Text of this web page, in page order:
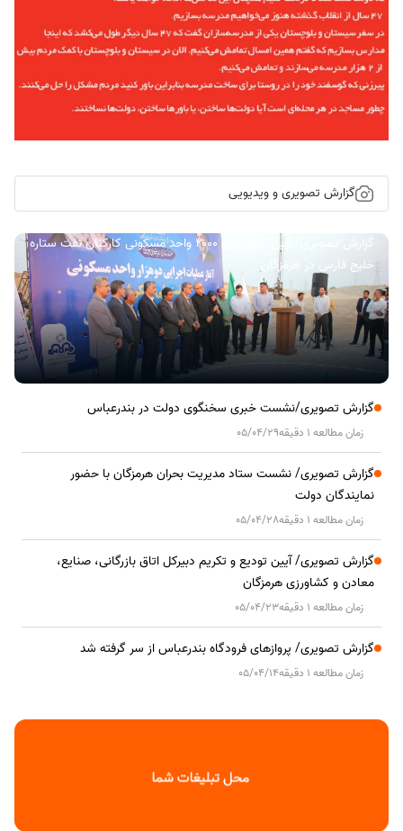
گزارش تصویری و ویدیویی
گزارش تصویری/ آیین کلنگ زنی ۲۰۰۰ واحد مسکونی کارکنان نفت ستاره
خلیج فارس در هرمزگان
گزارش تصویری/نشست خبری سخنگوی دولت در بندرعباس
زمان مطالعه 1 دقیقه 05/04/29
گزارش تصویری/ نشست ستاد مدیریت بحران هرمزگان با حضور
نمایندگان دولت
زمان مطالعه 1 دقیقه 05/04/28
گزارش تصویری/ آیین تودیع و تکریم دبیرکل اتاق بازرگانی، صنایع،
معادن و کشاورزی هرمزگان
زمان مطالعه 1 دقیقه 05/04/23
گزارش تصویری/ پروازهای فرودگاه بندرعباس از سر گرفته شد
زمان مطالعه 1 دقیقه 05/04/14